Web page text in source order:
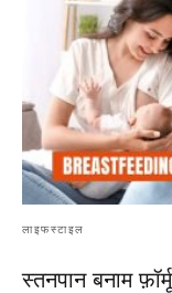
लाइफस्टाइल
स्तनपान बनाम